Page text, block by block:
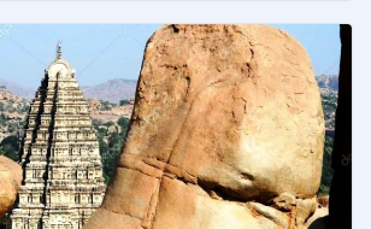
g
er
в
и
т
ь